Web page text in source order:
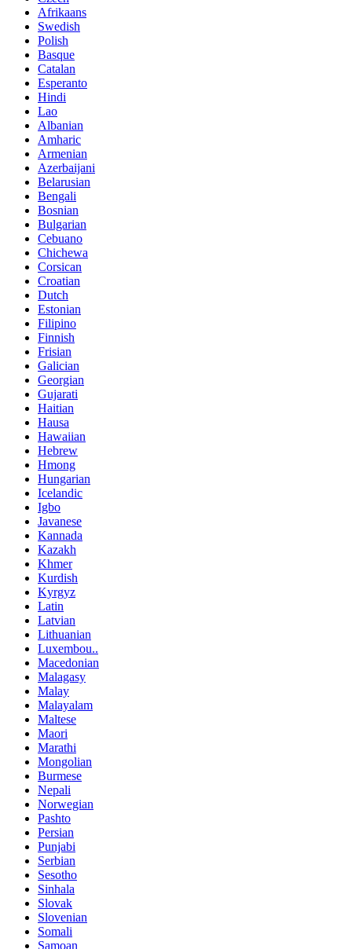
Afrikaans
Swedish
Polish
Basque
Catalan
Esperanto
Hindi
Lao
Albanian
Amharic
Armenian
Azerbaijani
Belarusian
Bengali
Bosnian
Bulgarian
Cebuano
Chichewa
Corsican
Croatian
Dutch
Estonian
Filipino
Finnish
Frisian
Galician
Georgian
Gujarati
Haitian
Hausa
Hawaiian
Hebrew
Hmong
Hungarian
Icelandic
Igbo
Javanese
Kannada
Kazakh
Khmer
Kurdish
Kyrgyz
Latin
Latvian
Lithuanian
Luxembou..
Macedonian
Malagasy
Malay
Malayalam
Maltese
Maori
Marathi
Mongolian
Burmese
Nepali
Norwegian
Pashto
Persian
Punjabi
Serbian
Sesotho
Sinhala
Slovak
Slovenian
Somali
Samoan